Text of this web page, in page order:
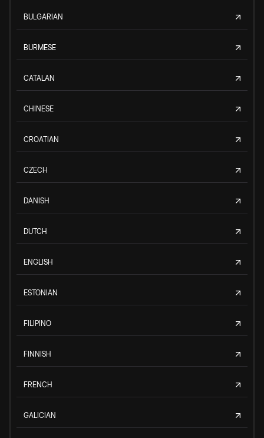
BULGARIAN
BURMESE
CATALAN
CHINESE
CROATIAN
CZECH
DANISH
DUTCH
ENGLISH
ESTONIAN
FILIPINO
FINNISH
FRENCH
GALICIAN